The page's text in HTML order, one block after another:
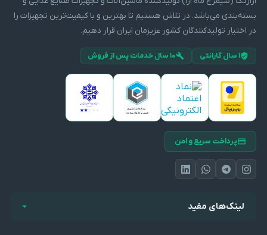
بسته‌بندی می‌باشد. در تلاش هستیم تا بهترین و با کیفیت‌ترین تجهیزات را
در اختیار تولیدکنندگان کشور عزیزمان ایران قرار دهیم.
۱ سال گارانتی ۱۰ سال خدمات پس از فروش
پرداخت سریع و امن
لینک‌های مفید